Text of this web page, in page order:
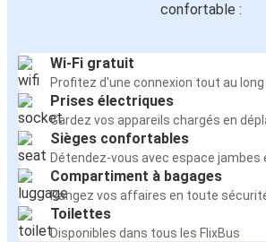
confortable :
Wi-Fi gratuit
Profitez d'une connexion tout au
Prises électriques
Gardez vos appareils chargés en
Sièges confortables
Détendez-vous avec espace jambes
Compartiment à bagages
Rangez vos affaires en toute
Toilettes
Disponibles dans tous les FlixBus